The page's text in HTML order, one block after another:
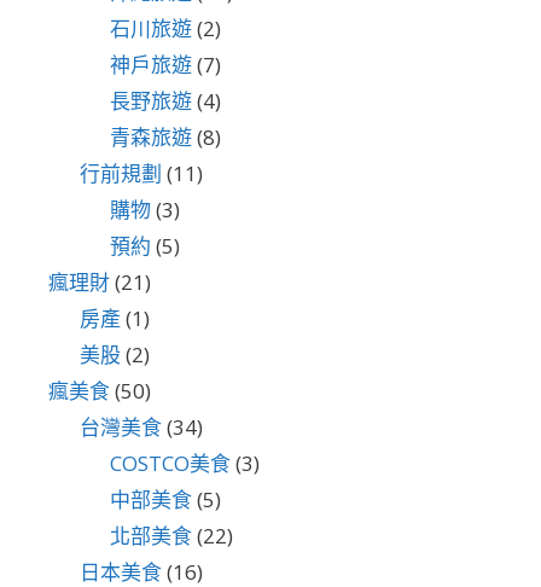
石川旅遊(2)
神戶旅遊(7)
長野旅遊(4)
青森旅遊(8)
行前規劃 (11)
購物(3)
預約 (5)
瘋理財(21)
房產 (1)
美股(2)
瘋美食(50)
台灣美食(34)
COSTCO美食(3)
中部美食(5)
北部美食(22)
日本美食(16)